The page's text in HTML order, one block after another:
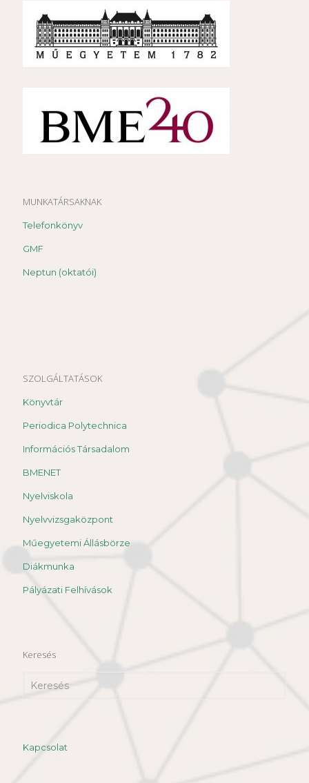
MUNKATÁRSAKNAK
Telefonkönyv
GMF
Neptun (oktatói)
SZOLGÁLTATÁSOK
Könyvtár
Periodica Polytechnica
Információs Társadalom
BMENET
Nyelviskola
Nyelvvizsgaközpont
Műegyetemi Állásbörze
Diákmunka
Pályázati Felhívások
Keresés
Kapcsolat